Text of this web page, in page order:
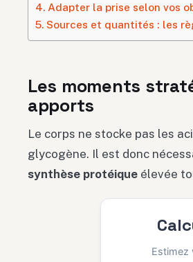
Adapter la prise selon vos
Sources et quantités : les
Les moments
apports
Le corps ne stocke pas les
glycogène. Il est donc
synthèse protéique élevée
Estimez